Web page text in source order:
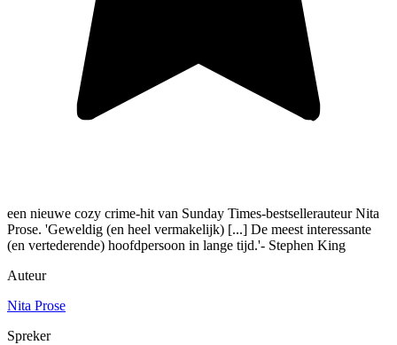
een nieuwe cozy crime-hit van Sunday Times-bestsellerauteur Nita
Prose. 'Geweldig (en heel vermakelijk) [...] De meest interessante
(en vertederende) hoofdpersoon in lange tijd.'- Stephen King
Auteur
Nita Prose
Spreker